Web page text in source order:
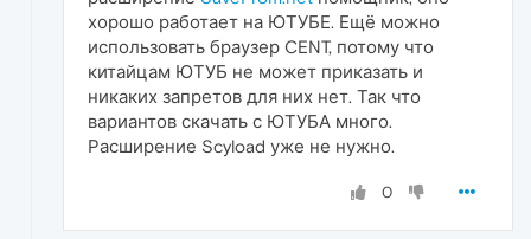
хорошо работает на ЮТУБЕ. Ещё можно
использовать браузер CENT, потому что
китайцам ЮТУБ не может приказать и
никаких запретов для них нет. Так что
вариантов скачать с ЮТУБА много.
Расширение Scyload уже не нужно.
0